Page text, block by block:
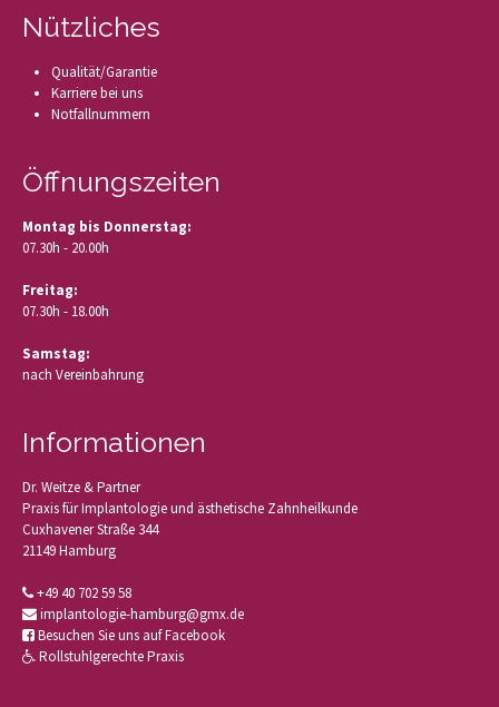
Nützliches
Qualität/Garantie
Karriere bei uns
Notfallnummern
Öffnungszeiten
Montag bis Donnerstag:
07.30h - 20.00h
Freitag:
07.30h - 18.00h
Samstag:
nach Vereinbahrung
Informationen
Dr. Weitze & Partner
Praxis für Implantologie und ästhetische Zahnheilkunde
Cuxhavener Straße 344
21149 Hamburg
+49 40 702 59 58
implantologie-hamburg@gmx.de
Besuchen Sie uns auf Facebook
Rollstuhlgerechte Praxis